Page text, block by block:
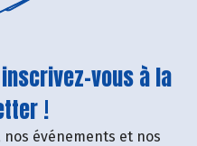
vous à la
!
événements et nos